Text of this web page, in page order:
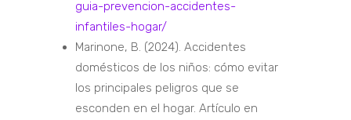
guia-prevencion-accidentes-
infantiles-hogar/
Marinone, B. (2024). Accidentes
domésticos de los niños: cómo evitar
los principales peligros que se
esconden en el hogar. Artículo en